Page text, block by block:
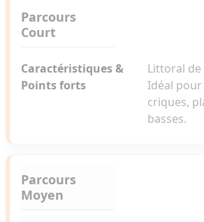
Options
/
Caractéristiques
Parcours
Court
Littoral de
Idéal
criques,
basses.
Parcours
Moyen